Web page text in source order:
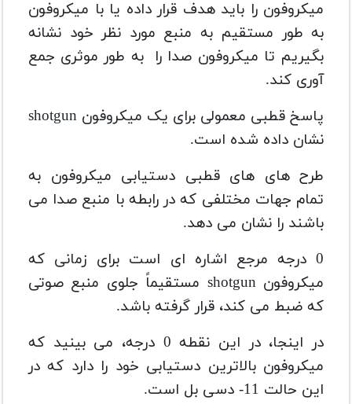
میکروفون را باید هدف قرار داده یا با میکروفون
به طور مستقیم به منبع مورد نظر خود نشانه
بگیریم تا میکروفون صدا را به طور موثری جمع
آوری کند.
پاسخ قطبی معمولی برای یک میکروفون shotgun
نشان داده شده است.
طرح های های قطبی دستیابی میکروفون به
تمام جهات مختلفی که در رابطه با منبع صدا می
باشند را نشان می دهد.
0 درجه مرجع اشاره ای است برای زمانی که
میکروفون shotgun مستقیماً جلوی منبع صوتی
که ضبط می کند، قرار گرفته باشد.
در اینجا، در این نقطه 0 درجه، می بینید که
میکروفون بالاترین دستیابی خود را دارد که در
این حالت 11- دسی بل است.